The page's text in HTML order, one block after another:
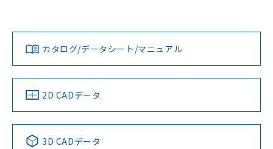
ダウンロードデータをご利用いただく前に、以下を必ずお読
みください。
ソフトウェアの使用条件
対応済み
中国 RoHS 注意事項・凡例
LR型式承認
（イギリス
船舶規格）
DNV型式承認
（ノルウェー
BV型式承認
（フランス
KR型式
（韓国
No No No No
カタログ/データシート/マニュアル
2D CADデータ
3D CADデータ